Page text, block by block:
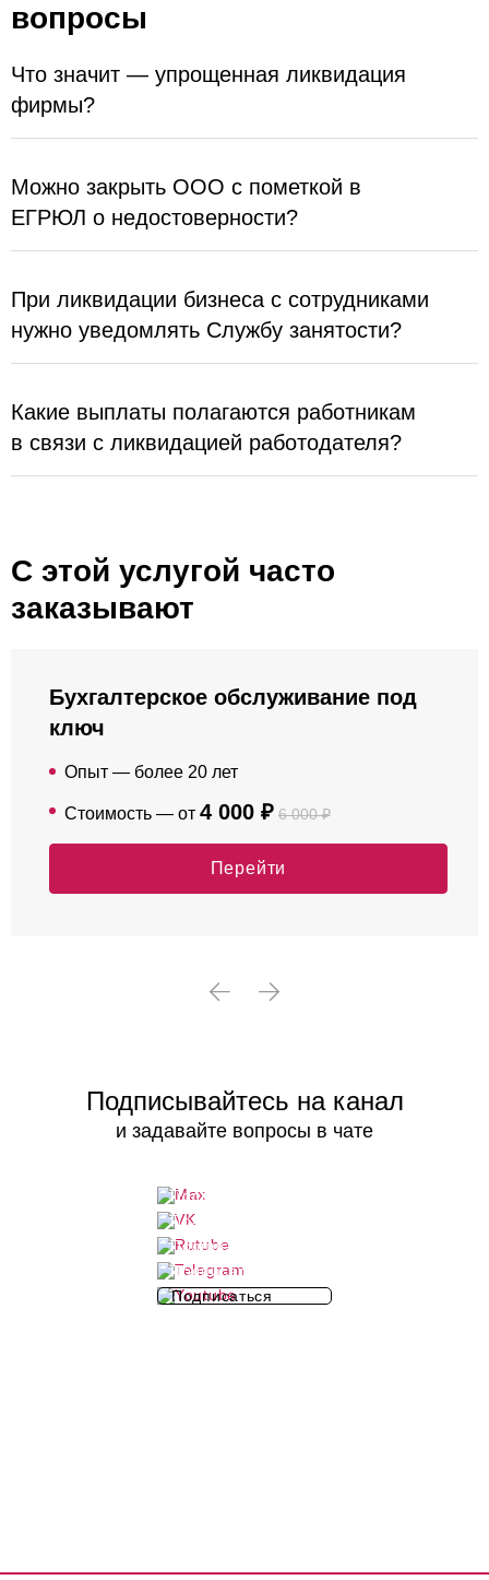
вопросы
Что значит — упрощенная ликвидация
фирмы?
Можно закрыть ООО с пометкой в
ЕГРЮЛ о недостоверности?
При ликвидации бизнеса с сотрудниками
нужно уведомлять Службу занятости?
Какие выплаты полагаются работникам
в связи с ликвидацией работодателя?
С этой услугой часто
заказывают
Бухгалтерское обслуживание под
ключ
Опыт — более 20 лет
Стоимость — от 4 000 ₽ 6 000 ₽
Перейти
Подписывайтесь на канал
и задавайте вопросы в чате
Подписаться
Подписаться
Подписаться
Подписаться
Подписаться